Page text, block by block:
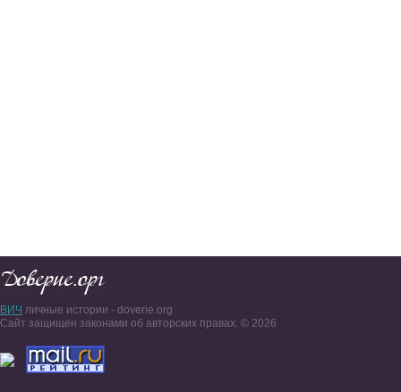
ВИЧ личные истории - doverie.org
Сайт защищен законами об авторских правах. © 2026